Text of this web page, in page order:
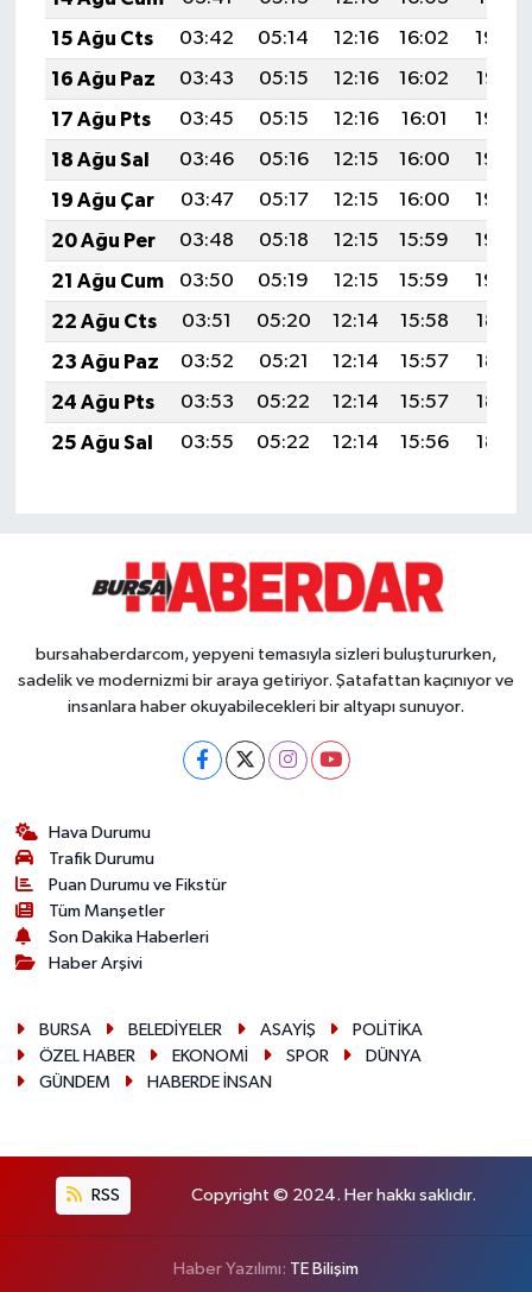
15 Ağu Cts
03:42 05:14 12:16 16:02
19:08
16 Ağu Paz
03:43 05:15 12:16 16:02
19:07
17 Ağu Pts
03:45 05:15 12:16 16:01
19:06
18 Ağu Sal
03:46 05:16 12:15 16:00
19:04
19 Ağu Çar
03:47 05:17 12:15 16:00
19:03
20 Ağu Per
03:48 05:18 12:15 15:59
19:02
21 Ağu Cum
03:50 05:19 12:15 15:59
19:00
22 Ağu Cts
03:51 05:20 12:14 15:58
18:59
23 Ağu Paz
03:52 05:21 12:14 15:57
18:58
24 Ağu Pts
03:53 05:22 12:14 15:57
18:56
25 Ağu Sal
03:55 05:22 12:14 15:56 18:55
bursahaberdarcom, yepyeni temasıyla sizleri buluştururken,
sadelik ve modernizmi bir araya getiriyor. Şatafattan kaçınıyor ve
insanlara haber okuyabilecekleri bir altyapı sunuyor.
Hava Durumu
Trafik Durumu
Puan Durumu ve Fikstür
Tüm Manşetler
Son Dakika Haberleri
Haber Arşivi
BURSA BELEDİYELER ASAYİŞ
POLİTİKA
ÖZEL HABER
EKONOMİ SPOR
DÜNYA
GÜNDEM
HABERDE İNSAN
RSS Copyright © 2024. Her hakkı saklıdır.
Haber Yazılımı: TE Bilişim